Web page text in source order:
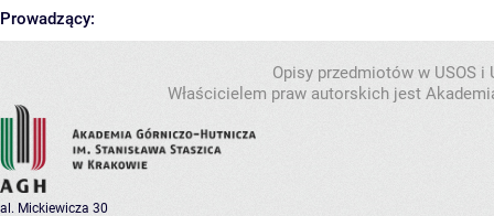
Prowadzący:
Opisy przedmiotów w USOS
Właścicielem praw autorskich jest
al. Mickiewicza 30